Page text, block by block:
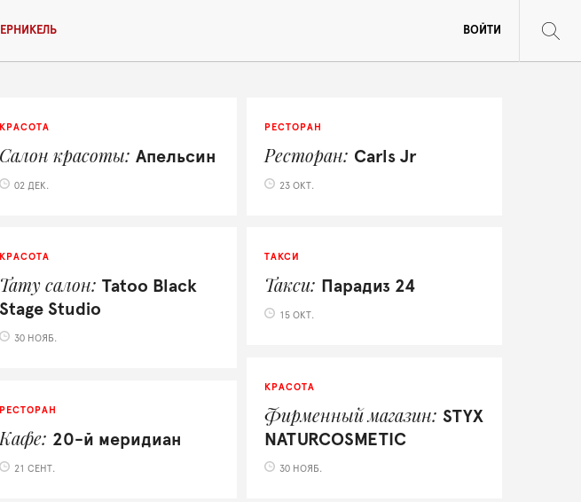
ВОЙТИ
КРАСОТА
Салон красоты Апельсин
02 ДЕК.
РЕСТОРАН
Ресторан Carls Jr
23 ОКТ.
КРАСОТА
Тату салон Tatoo Black
Stage Studio
30 НОЯБ.
ТАКСИ
Такси Парадиз 24
15 ОКТ.
КРАСОТА
Фирменный магазин STYX
NATURCOSMETIC
30 НОЯБ.
РЕСТОРАН
Кафе 20-й меридиан
21 СЕНТ.